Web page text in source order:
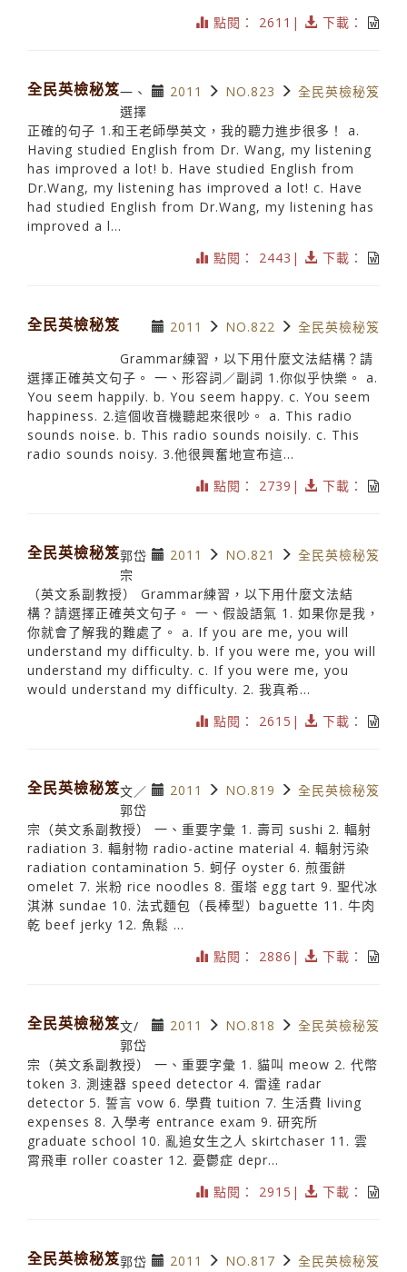
點閱： 2611|
下載：
全民英檢秘笈 2011 NO.823 全民英檢秘笈
一、
選擇
正確的句子 1.和王老師學英文，我的聽力進步很多！ a.
Having studied English from Dr. Wang, my listening
has improved a lot! b. Have studied English from
Dr.Wang, my listening has improved a lot! c. Have
had studied English from Dr.Wang, my listening has
improved a l...
點閱： 2443|
下載：
全民英檢秘笈 2011 NO.822
全民英檢秘笈
Grammar練習，以下用什麼文法結構？請
選擇正確英文句子。 一、形容詞／副詞 1.你似乎快樂。 a.
You seem happily. b. You seem happy. c. You seem
happiness. 2.這個收音機聽起來很吵。 a. This radio
sounds noise. b. This radio sounds noisily. c. This
radio sounds noisy. 3.他很興奮地宣布這...
點閱： 2739|
下載：
全民英檢秘笈 2011 NO.821 全民英檢秘笈
郭岱
宗
（英文系副教授） Grammar練習，以下用什麼文法結
構？請選擇正確英文句子。 一、假設語氣 1. 如果你是我，
你就會了解我的難處了。 a. If you are me, you will
understand my difficulty. b. If you were me, you will
understand my difficulty. c. If you were me, you
would understand my difficulty. 2. 我真希...
點閱： 2615|
下載：
全民英檢秘笈 2011 NO.819 全民英檢秘笈
文／
郭岱
宗（英文系副教授） 一、重要字彙 1. 壽司 sushi 2. 輻射
radiation 3. 輻射物 radio-actine material 4. 輻射污染
radiation contamination 5. 蚵仔 oyster 6. 煎蛋餅
omelet 7. 米粉 rice noodles 8. 蛋塔 egg tart 9. 聖代冰
淇淋 sundae 10. 法式麵包（長棒型）baguette 11. 牛肉
乾 beef jerky 12. 魚鬆 ...
點閱： 2886|
下載：
全民英檢秘笈 2011 NO.818 全民英檢秘笈
文/
郭岱
宗（英文系副教授） 一、重要字彙 1. 貓叫 meow 2. 代幣
token 3. 測速器 speed detector 4. 雷達 radar
detector 5. 誓言 vow 6. 學費 tuition 7. 生活費 living
expenses 8. 入學考 entrance exam 9. 研究所
graduate school 10. 亂追女生之人 skirtchaser 11. 雲
霄飛車 roller coaster 12. 憂鬱症 depr...
點閱： 2915|
下載：
全民英檢秘笈 2011 NO.817 全民英檢秘笈
郭岱